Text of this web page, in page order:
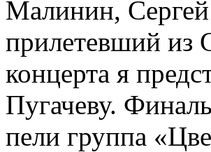
Малинин,
прилетевший из
концерта я
Пугачеву.
пели группа